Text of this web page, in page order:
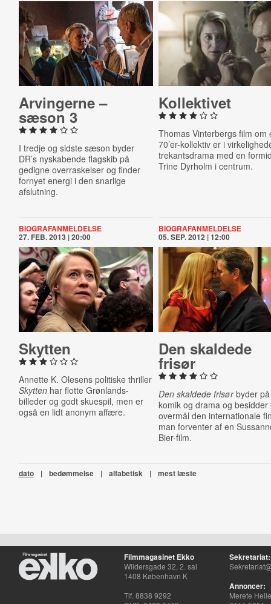
Ar­vin­ger­ne –
sæson 3
I tredje og sidste sæson byder
DR’s nyskabende flagskib på
gedigne overraskelser og finder
fornyet energi i den snarlige
afslutning.
Kol­lek­ti­vet
Thomas Vinterbergs film om
70’er-kollektiv er i
trekantsdrama med en
Trine Dyrholm i centrum.
BIOGRAFANMELDELSE
27. FEB. 2013 | 20:00
Skytten
Annette K. Olesens politiske thriller
Skyttenhar flotte Grønlands-
billeder og godt skuespil, men er
også en lidt anonym affære.
BIOGRAFANMELDELSE
05. SEP. 2012 | 12:00
Den skaldede
frisør
Den skaldede frisørbyder på
komik og drama og besidder
overmål den internationale
man forventer af en
Bier-film.
dato | bedømmelse | alfabetisk | mest læste
Filmmagasinet Ekko
Wildersgade 32, 2. sal
1408 København K
Tlf. 8838 9292
Sekretariat:
Annoncer:
Merete